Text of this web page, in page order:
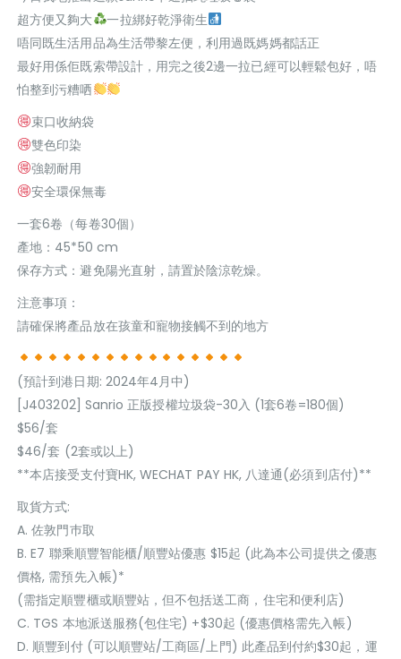
超方便又夠大
一拉綁好乾淨衛生
唔同既生活用品為生活帶黎左便，利用過既媽媽都話正
最好用係佢既索帶設計，用完之後2邊一拉已經可以輕鬆包好，唔
怕整到污糟哂
束口收納袋
雙色印染
強韌耐用
安全環保無毒
一套6卷（每卷30個）
產地：45*50 cm
保存方式：避免陽光直射，請置於陰涼乾燥。
注意事項：
請確保將產品放在孩童和寵物接觸不到的地方
(預計到港日期: 2024年4月中)
[J403202] Sanrio 正版授權垃圾袋-30入 (1套6卷=180個)
$56/套
$46/套 (2套或以上)
**本店接受支付寶HK, WECHAT PAY HK, 八達通(必須到店付)**
取貨方式:
A. 佐敦門巿取
B. E7 聯乘順豐智能櫃/順豐站優惠 $15起 (此為本公司提供之優惠
價格, 需預先入帳)*
(需指定順豐櫃或順豐站，但不包括送工商，住宅和便利店)
C. TGS 本地派送服務(包住宅) +$30起 (優惠價格需先入帳)
D. 順豐到付 (可以順豐站/工商區/上門) 此產品到付約$30起，運